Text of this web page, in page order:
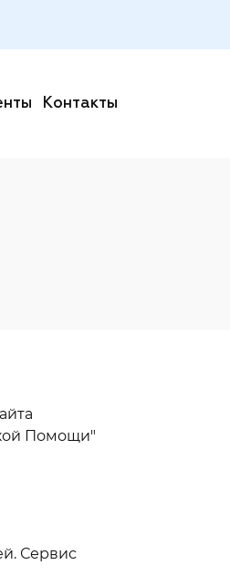
Контакты
Помощи"
Сервис